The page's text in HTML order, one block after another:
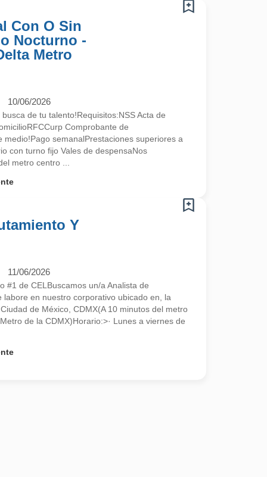
Con O Sin
Nocturno -
Metro
10/06/2026
de tu talento!Requisitos:NSS Acta de
Comprobante de
medio!Pago semanalPrestaciones superiores a
con turno fijo Vales de despensaNos
metro centro ...
Y
11/06/2026
#1 de CELBuscamos un/a Analista de
labore en nuestro corporativo ubicado en, la
de México, CDMX(A 10 minutos del metro
de la CDMX)Horario:>· Lunes a viernes de